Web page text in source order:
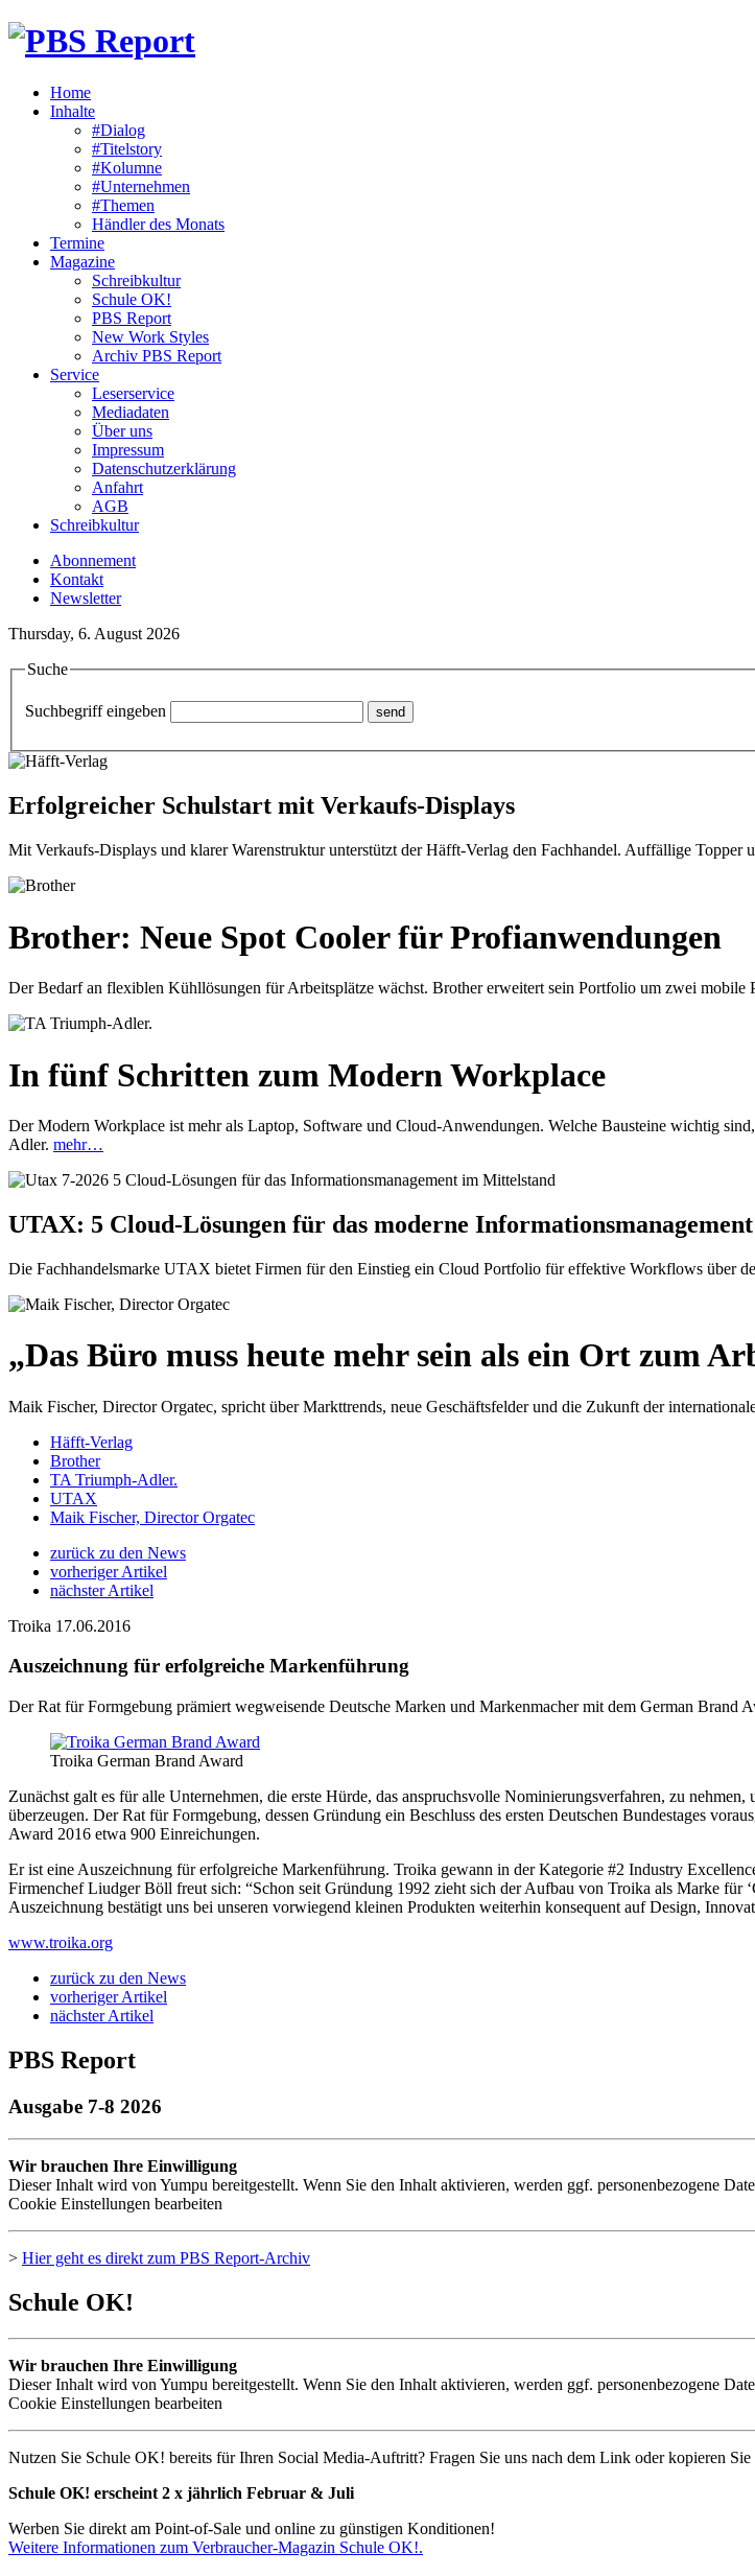
Home
Inhalte
#Dialog
#Titelstory
#Kolumne
#Unternehmen
#Themen
Händler des Monats
Termine
Magazine
Schreibkultur
Schule OK!
PBS Report
New Work Styles
Archiv PBS Report
Service
Leserservice
Mediadaten
Über uns
Impressum
Datenschutzerklärung
Anfahrt
AGB
Schreibkultur
Abonnement
Kontakt
Newsletter
Thursday, 6. August 2026
Suche
Suchbegriff eingeben
Erfolgreicher Schulstart mit Verkaufs-Displays
Mit Verkaufs-Displays und klarer Warenstruktur unterstützt der Häfft-Verlag den Fachhandel. Auffällige Topper
Brother: Neue Spot Cooler für Profianwendungen
Der Bedarf an flexiblen Kühllösungen für Arbeitsplätze wächst. Brother erweitert sein Portfolio um zwei
In fünf Schritten zum Modern Workplace
Der Modern Workplace ist mehr als Laptop, Software und Cloud-Anwendungen. Welche Bausteine wichtig
Adler. mehr…
UTAX: 5 Cloud-Lösungen für das moderne
Die Fachhandelsmarke UTAX bietet Firmen für den Einstieg ein Cloud Portfolio für effektive Workflows über
„Das Büro muss heute mehr sein als ein Ort zum
Maik Fischer, Director Orgatec, spricht über Markttrends, neue Geschäftsfelder und die Zukunft der
Häfft-Verlag
Brother
TA Triumph-Adler.
UTAX
Maik Fischer, Director Orgatec
zurück zu den News
vorheriger Artikel
nächster Artikel
Troika 17.06.2016
Auszeichnung für erfolgreiche Markenführung
Der Rat für Formgebung prämiert wegweisende Deutsche Marken und Markenmacher mit dem German
Troika German Brand Award
Zunächst galt es für alle Unternehmen, die erste Hürde, das anspruchsvolle Nominierungsverfahren, zu
überzeugen. Der Rat für Formgebung, dessen Gründung ein Beschluss des ersten Deutschen Bundestages
Award 2016 etwa 900 Einreichungen.
Er ist eine Auszeichnung für erfolgreiche Markenführung. Troika gewann in der Kategorie #2 Industry
Firmenchef Liudger Böll freut sich: “Schon seit Gründung 1992 zieht sich der Aufbau von Troika als Marke für
Auszeichnung bestätigt uns bei unseren vorwiegend kleinen Produkten weiterhin konsequent auf Design,
www.troika.org
zurück zu den News
vorheriger Artikel
nächster Artikel
PBS Report
Ausgabe 7-8 2026
Wir brauchen Ihre Einwilligung
Dieser Inhalt wird von Yumpu bereitgestellt. Wenn Sie den Inhalt aktivieren, werden ggf. personenbezogene
Cookie Einstellungen bearbeiten
> Hier geht es direkt zum PBS Report-Archiv
Schule OK!
Wir brauchen Ihre Einwilligung
Dieser Inhalt wird von Yumpu bereitgestellt. Wenn Sie den Inhalt aktivieren, werden ggf. personenbezogene
Cookie Einstellungen bearbeiten
Nutzen Sie Schule OK! bereits für Ihren Social Media-Auftritt? Fragen Sie uns nach dem Link oder kopieren Sie
Schule OK! erscheint 2 x jährlich Februar & Juli
Werben Sie direkt am Point-of-Sale und online zu günstigen Konditionen!
Weitere Informationen zum Verbraucher-Magazin Schule OK!.